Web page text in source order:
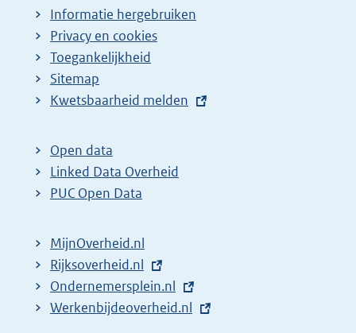
Informatie hergebruiken
Privacy en cookies
Toegankelijkheid
Sitemap
E
t
e
r
l
i
n
k
Kwetsbaarheid melden
Open data
Linked Data Overheid
PUC Open Data
MijnOverheid.nl
E
x
t
Rijksoverheid.nl
E
x
Ondernemersplein.nl
E
Werkenbijdeoverheid.nl